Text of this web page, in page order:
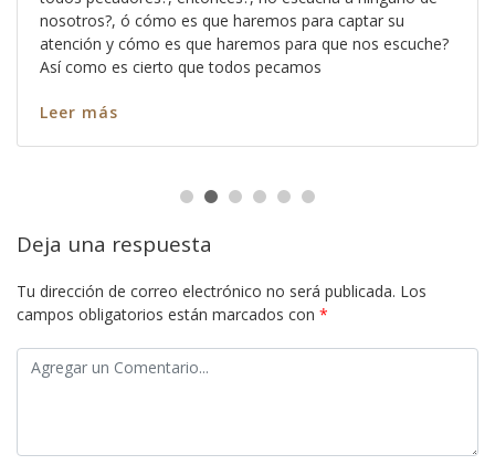
nosotros?, ó cómo es que haremos para captar su
atención y cómo es que haremos para que nos escuche?
Así como es cierto que todos pecamos
Leer más
Deja una respuesta
Tu dirección de correo electrónico no será publicada. Los
campos obligatorios están marcados con *